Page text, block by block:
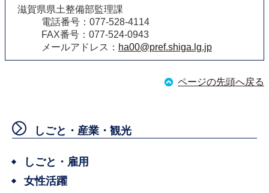
滋賀県県土整備部監理課
電話番号：077-528-4114
FAX番号：077-524-0943
メールアドレス： ha00@pref.shiga.lg.jp
ページの先頭へ戻る
しごと・産業・観光
しごと・雇用
女性活躍